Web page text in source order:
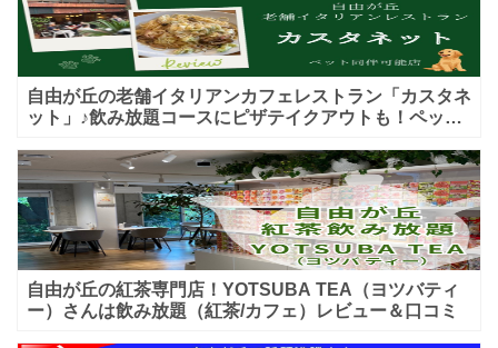
自由が丘の老舗イタリアンカフェレストラン「カスタネ
ット」♪飲み放題コースにピザテイクアウトも！ペット
自由が丘の紅茶専門店！YOTSUBA TEA（ヨツバティ
ー）さんは飲み放題（紅茶/カフェ）レビュー＆口コミ